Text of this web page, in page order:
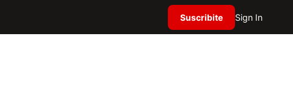
Suscribite Sign In